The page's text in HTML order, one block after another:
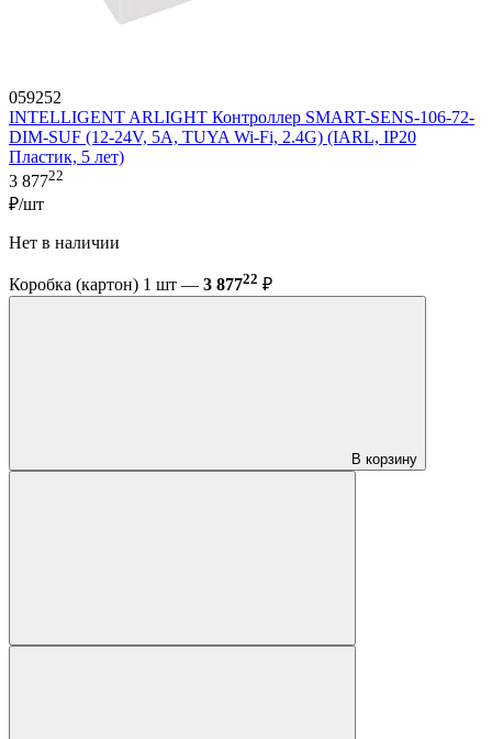
059252
INTELLIGENT ARLIGHT Контроллер SMART-SENS-106-72-
DIM-SUF (12-24V, 5A, TUYA Wi-Fi, 2.4G) (IARL, IP20
Пластик, 5 лет)
3 87722
₽/шт
Нет в наличии
Коробка (картон) 1 шт — 3 87722 ₽
В корзину